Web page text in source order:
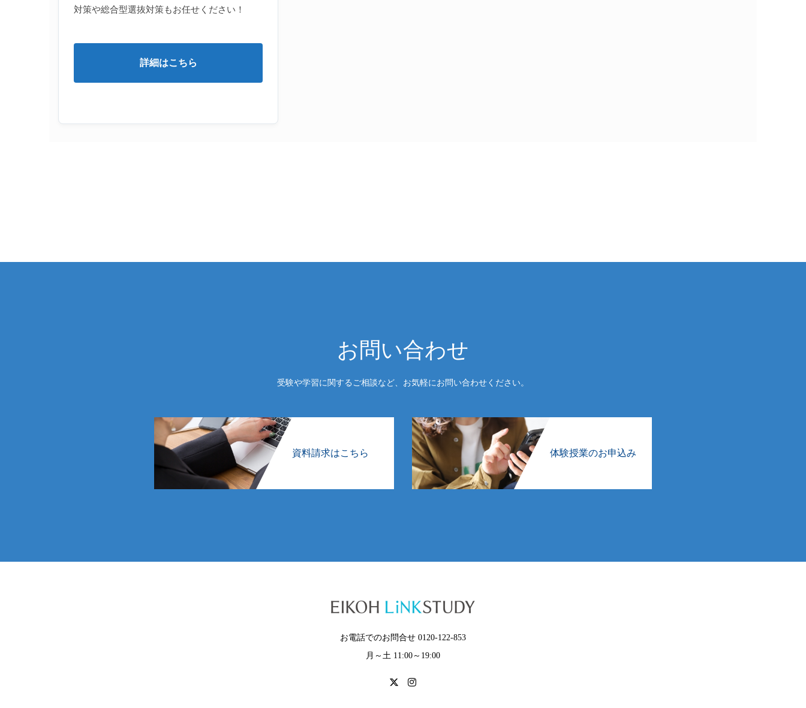
対策や総合型選抜対策もお任せください！
詳細はこちら
お問い合わせ
受験や学習に関するご相談など、お気軽にお問い合わせください。
資料請求はこちら 体験授業のお申込み
お電話でのお問合せ 0120-122-853
月～土 11:00～19:00